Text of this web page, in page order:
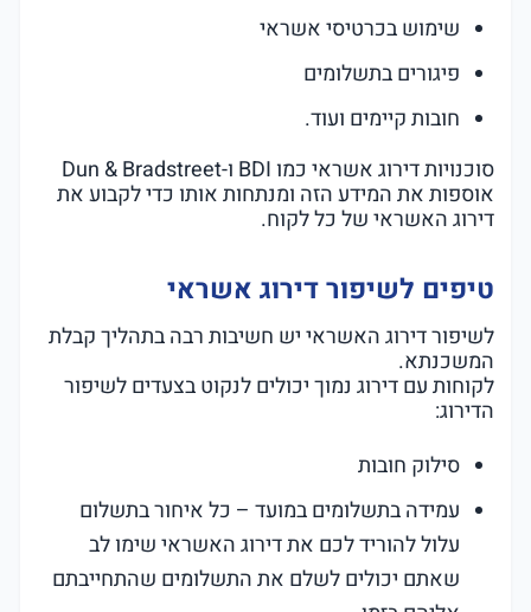
שימוש בכרטיסי אשראי
פיגורים בתשלומים
חובות קיימים ועוד.
סוכנויות דירוג אשראי כמו BDI ו-Dun & Bradstreet
אוספות את המידע הזה ומנתחות אותו כדי לקבוע את
דירוג האשראי של כל לקוח.
טיפים לשיפור דירוג אשראי
לשיפור דירוג האשראי יש חשיבות רבה בתהליך קבלת
המשכנתא.
לקוחות עם דירוג נמוך יכולים לנקוט בצעדים לשיפור
הדירוג:
סילוק חובות
עמידה בתשלומים במועד – כל איחור בתשלום
עלול להוריד לכם את דירוג האשראי שימו לב
שאתם יכולים לשלם את התשלומים שהתחייבתם